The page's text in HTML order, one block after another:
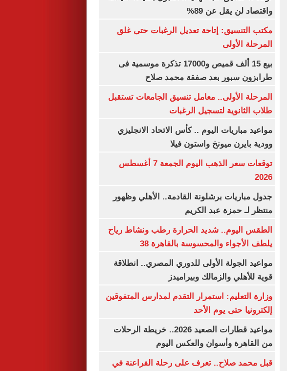
واقتصاد لن يقل عن 89%
مكتب التنسيق: إتاحة تعديل الرغبات حتى غلق
المرحلة الأولى
بيع 15 ألف قميص و17000 تذكرة موسمية فى
طرابزون سبور بعد صفقة محمد صلاح
المرحلة الأولى.. معامل تنسيق الجامعات تستقبل
طلاب الثانوية لتسجيل الرغبات
مواعيد مباريات اليوم .. كأس الاتحاد الانجليزي
وودية بايرن ميونخ واستون فيلا
توقعات سعر الذهب اليوم الجمعة 7 أغسطس
2026
جدول مباريات برشلونة القادمة.. الأهلي وظهور
منتظر لـ حمزة عبد الكريم
الطقس اليوم.. شديد الحرارة رطب ونشاط رياح
يلطف الأجواء والمحسوسة بالقاهرة 38
مواعيد الجولة الأولى للدوري المصري.. انطلاقة
قوية للأهلي والزمالك وبيراميدز
وزارة التعليم: استمرار التقدم لمدارس المتفوقين
إلكترونيا حتى يوم الأحد
مواعيد قطارات الصعيد 2026.. خريطة الرحلات
من القاهرة وأسوان والعكس اليوم
قبل محمد صلاح.. تعرف على رحلة الفراعنة في